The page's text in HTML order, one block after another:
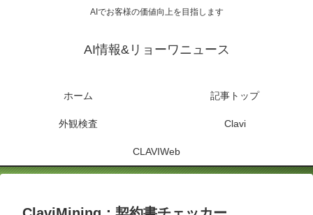
AIでお客様の価値向上を目指します
AI情報&リョーワニュース
ホーム 記事トップ
外観検査 Clavi
CLAVIWeb